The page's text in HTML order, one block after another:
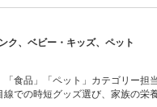
ク、ベビー・キッズ、ペット
「食品」「ペット」カテゴリー
線での時短グッズ選び、家族の栄